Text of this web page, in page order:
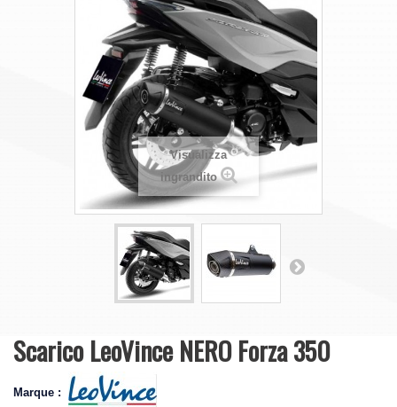
Visualizza
ingrandito
Scarico LeoVince NERO Forza 350
Marque :